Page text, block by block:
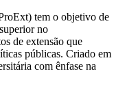
tem o objetivo de
no
de extensão que
públicas. Criado em
com ênfase na